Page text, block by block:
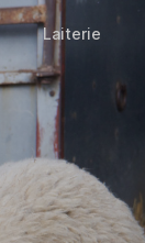
Laiterie